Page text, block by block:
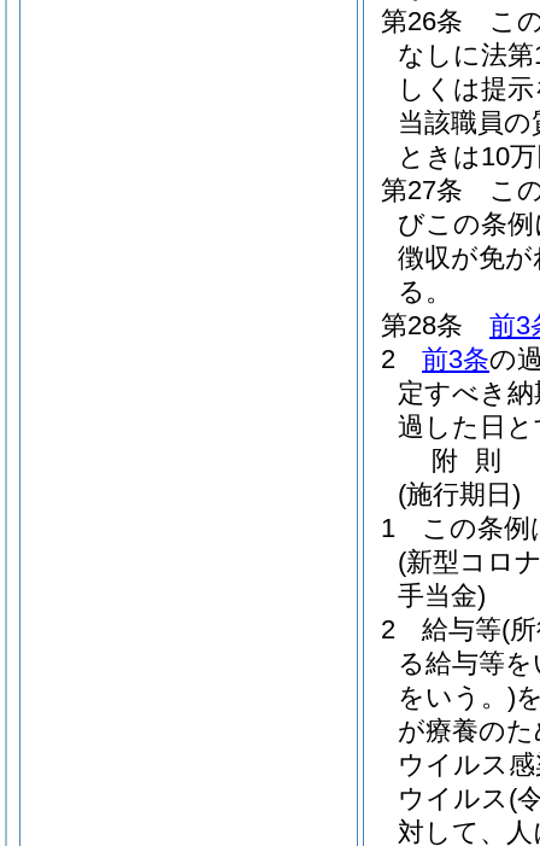
第26条
こ
なしに法
しくは提
当該職員
ときは10
第27条
こ
びこの条
徴収が免
る。
第28条
前3
2
前3条の
定すべき
過した日
附 則
(施行期日)
1
この条例
(新型コロ
手当金)
2
給与等(
る給与等
をいう。)
が療養の
ウイルス
ウイルス (
対して、